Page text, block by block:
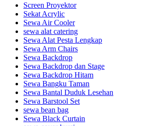
Screen Proyektor
Sekat Acrylic
Sewa Air Cooler
sewa alat catering
Sewa Alat Pesta Lengkap
Sewa Arm Chairs
Sewa Backdrop
Sewa Backdrop dan Stage
Sewa Backdrop Hitam
Sewa Bangku Taman
Sewa Bantal Duduk Lesehan
Sewa Barstool Set
sewa bean bag
Sewa Black Curtain